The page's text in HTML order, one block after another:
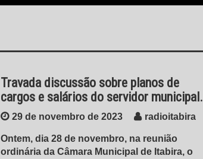
Travada discussão sobre planos de
cargos e salários do servidor municipal.
29 de novembro de 2023 radioitabira
Ontem, dia 28 de novembro, na reunião
ordinária da Câmara Municipal de Itabira, o